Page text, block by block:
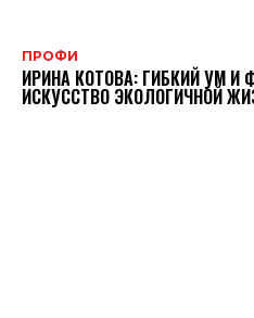
ПРОФИ
ИРИНА КОТОВА: ГИБКИЙ УМ И
ИСКУССТВО ЭКОЛОГИЧНОЙ